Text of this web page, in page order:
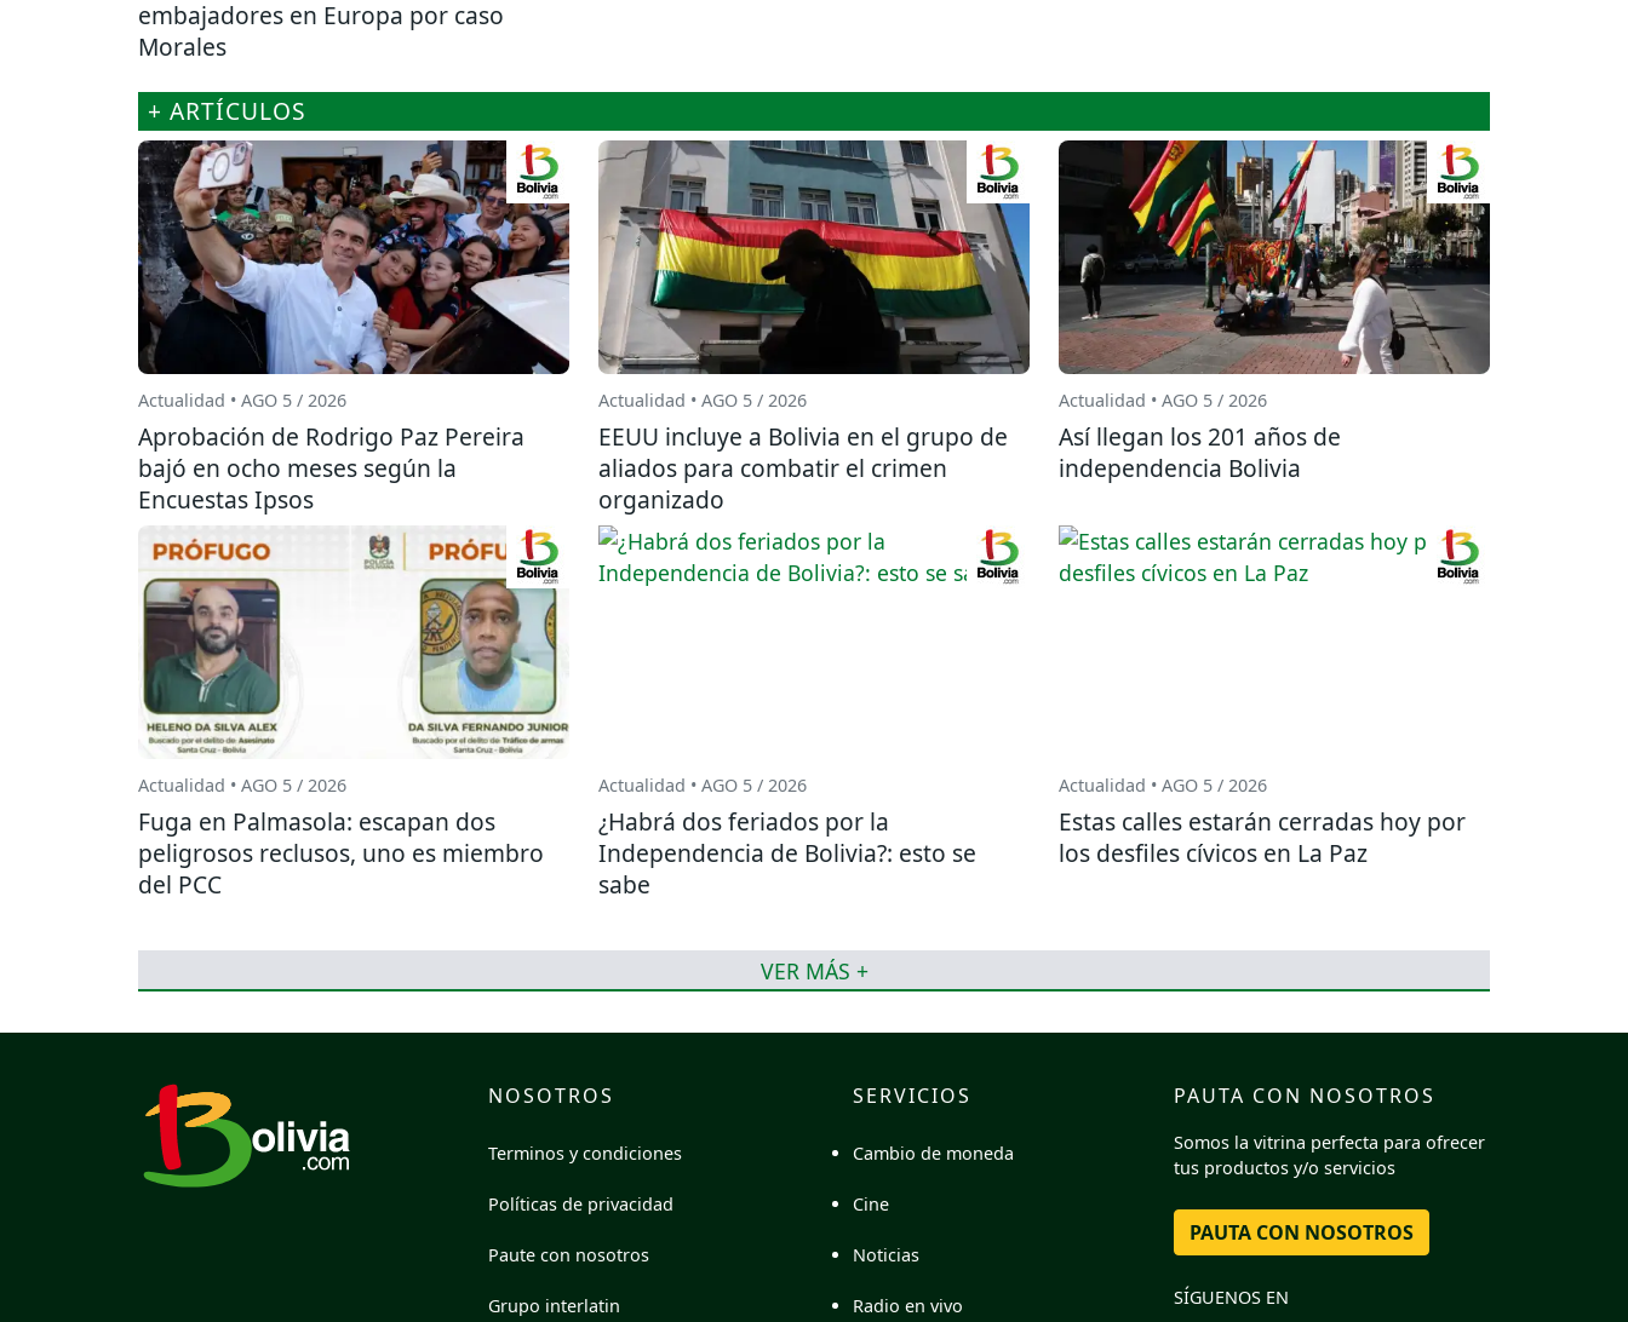
embajadores en Europa por caso
Morales
+ ARTÍCULOS
Actualidad • AGO 5 / 2026
Aprobación de Rodrigo Paz Pereira
bajó en ocho meses según la
Encuestas Ipsos
Actualidad • AGO 5 / 2026
EEUU incluye a Bolivia en el grupo de
aliados para combatir el crimen
organizado
Actualidad • AGO 5 / 2026
Así llegan los 201 años de
independencia Bolivia
Actualidad • AGO 5 / 2026
Fuga en Palmasola: escapan dos
peligrosos reclusos, uno es miembro
del PCC
Actualidad • AGO 5 / 2026
¿Habrá dos feriados por la
Independencia de Bolivia?: esto se
sabe
Actualidad • AGO 5 / 2026
Estas calles estarán cerradas hoy por
los desfiles cívicos en La Paz
VER MÁS +
NOSOTROS
Terminos y condiciones
Políticas de privacidad
Paute con nosotros
Grupo interlatin
SERVICIOS
Cambio de moneda
Cine
Noticias
Radio en vivo
PAUTA CON NOSOTROS
Somos la vitrina perfecta para ofrecer
tus productos y/o servicios
PAUTA CON NOSOTROS
SÍGUENOS EN